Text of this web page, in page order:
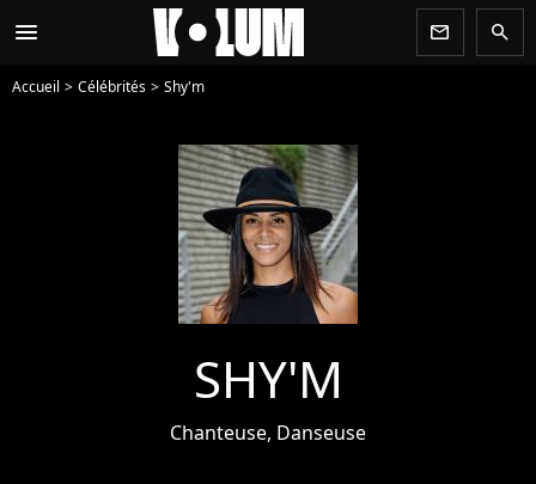
menu newsletter search
Accueil Célébrités Shy'm
SHY'M
Chanteuse, Danseuse